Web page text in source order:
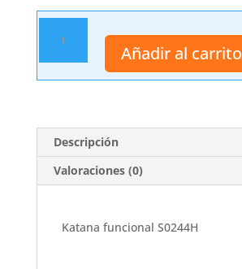
funcional
S0244H
cantidad
Añadir al carrito
Descripción
Valoraciones (0)
Katana funcional S0244H